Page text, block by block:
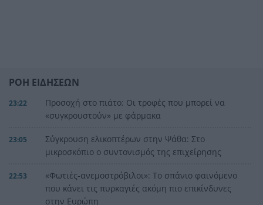
ΡΟΗ ΕΙΔΗΣΕΩΝ
23:22
Προσοχή στο πιάτο: Οι τροφές που μπορεί να
«συγκρουστούν» με φάρμακα
23:05
Σύγκρουση ελικοπτέρων στην Ψάθα: Στο
μικροσκόπιο ο συντονισμός της επιχείρησης
22:53
«Φωτιές-ανεμοστρόβιλοι»: Το σπάνιο φαινόμενο
που κάνει τις πυρκαγιές ακόμη πιο επικίνδυνες
στην Ευρώπη